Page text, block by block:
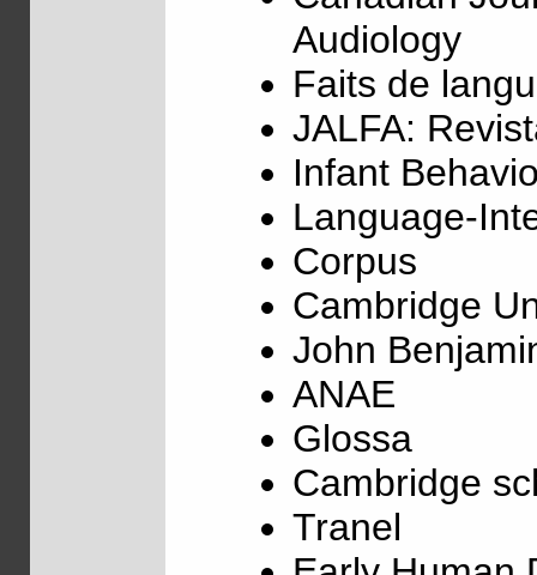
Audiology
Faits de
JALFA:
Infant
Language-
Corpus
Cambridge
John
ANAE
Glossa
Cambridge
Tranel